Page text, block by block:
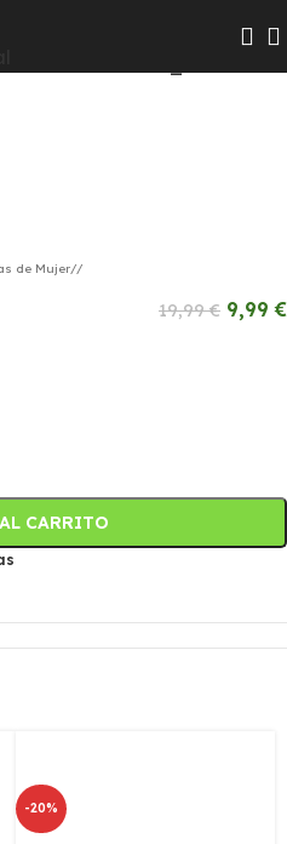
fácil encontrar todas las
de Mujer/
19,99€ 9,99€
CARRITO
-20%